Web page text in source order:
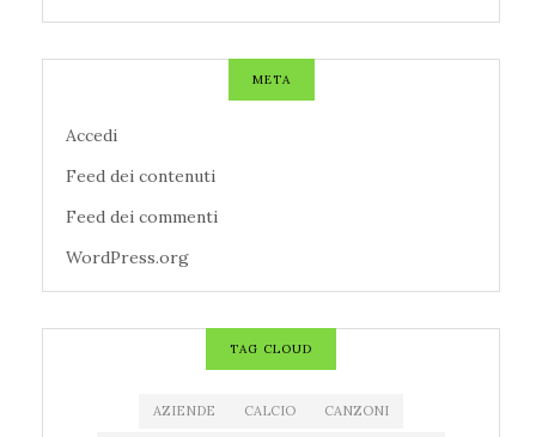
META
Accedi
Feed dei contenuti
Feed dei commenti
WordPress.org
TAG CLOUD
AZIENDE CALCIO CANZONI